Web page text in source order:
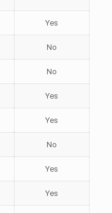
Yes
No
No
Yes
Yes
No
Yes
Yes